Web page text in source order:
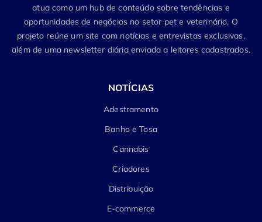
atua como um hub de conteúdo sobre tendências e
oportunidades de negócios no setor pet e veterinário. O
projeto reúne um site com notícias e entrevistas exclusivas,
além de uma newsletter diária enviada a leitores cadastrados.
NOTÍCIAS
Adestramento
Banho e Tosa
Cannabis
Criadores
Distribuição
E-commerce